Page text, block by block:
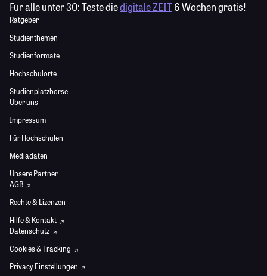
Für alle unter 30:Teste diedigitale ZEIT6 Wochen gratis!
Ratgeber
Studienthemen
Studienformate
Hochschulorte
Studienplatzbörse
Über uns
Impressum
Für Hochschulen
Mediadaten
Unsere Partner
AGB
Rechte & Lizenzen
Hilfe & Kontakt
Datenschutz
Cookies & Tracking
Privacy Einstellungen